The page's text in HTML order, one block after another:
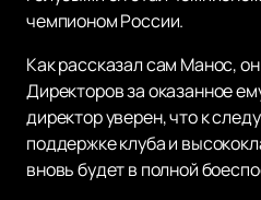
чемпионом России.
Как рассказал сам Манос,
Директоров за оказанное
директор уверен, что к
поддержке клуба и
вновь будет в полной